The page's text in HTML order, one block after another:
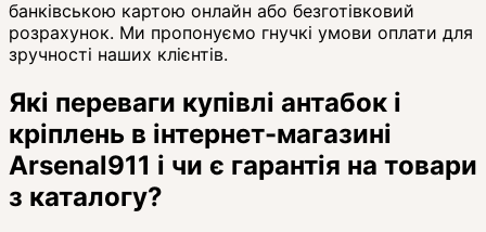
банківською картою онлайн або безготівковий
розрахунок. Ми пропонуємо гнучкі умови оплати для
зручності наших клієнтів.
Які переваги купівлі антабок і
кріплень в інтернет-магазині
Arsenal911 і чи є гарантія на товари
з каталогу?